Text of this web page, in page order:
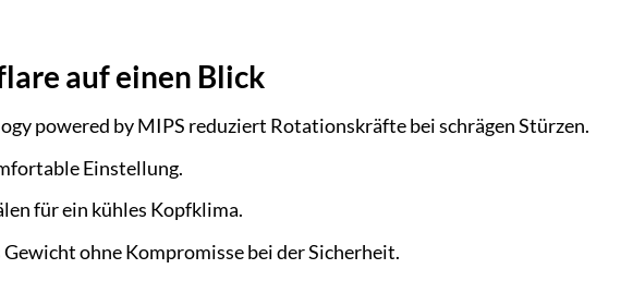
auf einen Blick
powered by MIPS reduziert Rotationskräfte bei schrägen Stürzen.
Einstellung.
für ein kühles Kopfklima.
ohne Kompromisse bei der Sicherheit.